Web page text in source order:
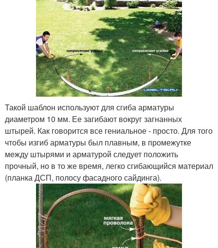
Такой шаблон используют для сгиба арматуры
диаметром 10 мм. Ее загибают вокруг загнанных
штырей. Как говорится все гениальное - просто. Для того
чтобы изгиб арматуры был плавным, в промежутке
между штырями и арматурой следует положить
прочный, но в то же время, легко сгибающийся материал
(планка ДСП, полосу фасадного сайдинга).